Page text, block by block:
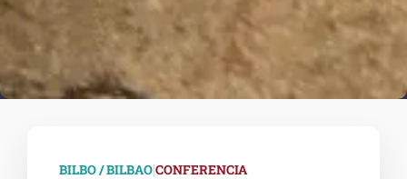
BILBO / BILBAO|CONFERENCIA